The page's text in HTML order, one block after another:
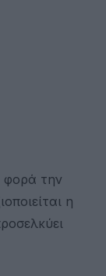
φορά την
η